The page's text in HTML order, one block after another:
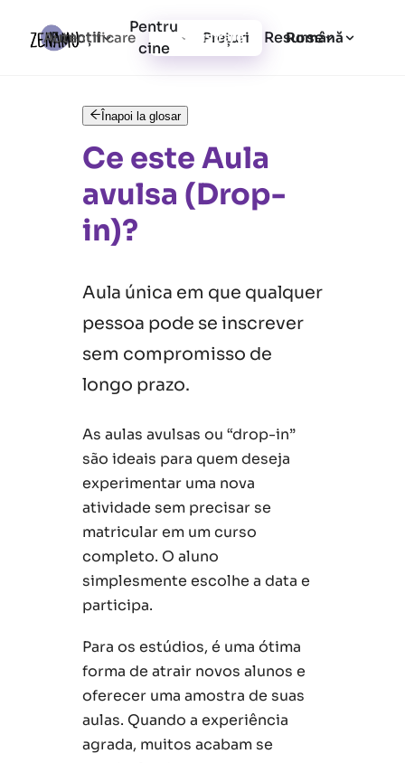
Funcții
Pentru
cine
Prețuri Resurse
Autentificare Înregistrare Română
Înapoi la glosar
Ce este Aula
avulsa (Drop-
in)?
Aula única em que qualquer
pessoa pode se inscrever
sem compromisso de
longo prazo.
As aulas avulsas ou “drop-in”
são ideais para quem deseja
experimentar uma nova
atividade sem precisar se
matricular em um curso
completo. O aluno
simplesmente escolhe a data e
participa.
Para os estúdios, é uma ótima
forma de atrair novos alunos e
oferecer uma amostra de suas
aulas. Quando a experiência
agrada, muitos acabam se